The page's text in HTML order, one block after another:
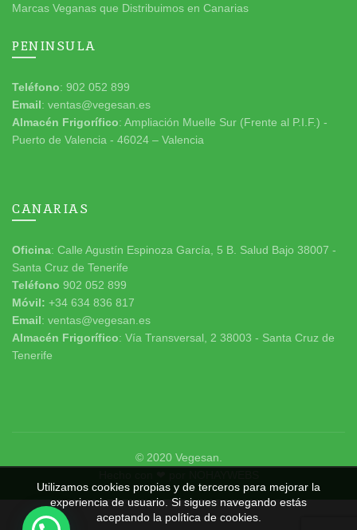
Marcas Veganas que Distribuimos en Canarias
PENINSULA
Teléfono: 902 052 899
Email: ventas@vegesan.es
Almacén Frigorífico: Ampliación Muelle Sur (Frente al P.I.F.) -
Puerto de Valencia - 46024 – Valencia
CANARIAS
Oficina: Calle Agustín Espinoza García, 5 B. Salud Bajo 38007 -
Santa Cruz de Tenerife
Teléfono 902 052 899
Móvil: +34 634 836 817
Email: ventas@vegesan.es
Almacén Frigorífico: Vía Transversal, 2 38003 - Santa Cruz de
Tenerife
© 2020 Vegesan
Utilizamos cookies propias y de terceros para mejorar la
experiencia de usuario. Si sigues navegando estás
aceptando la política de cookies.